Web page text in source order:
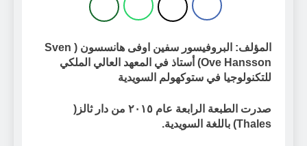
المؤلف: البروفيسور سفين اوفى هانسسون ( Sven
Ove Hansson) أستاذ في المعهد العالي الملكي
للتكنولوجيا في ستوكهولم السويدية
صدرت الطبعة الرابعة عام ٢٠١٥ من دار ثالز(
Thales) باللغة السويدية.